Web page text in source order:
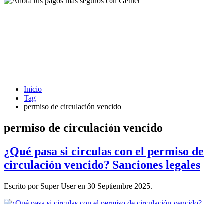
Inicio
Tag
permiso de circulación vencido
permiso de circulación vencido
¿Qué pasa si circulas con el permiso de
circulación vencido? Sanciones legales
Escrito por Super User en 30 Septiembre 2025.